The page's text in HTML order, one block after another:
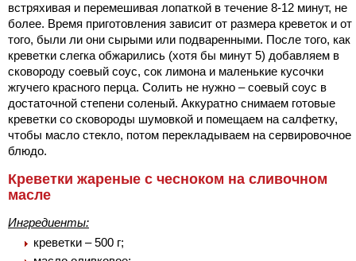
встряхивая и перемешивая лопаткой в течение 8-12 минут, не
более. Время приготовления зависит от размера креветок и от
того, были ли они сырыми или подваренными. После того, как
креветки слегка обжарились (хотя бы минут 5) добавляем в
сковороду соевый соус, сок лимона и маленькие кусочки
жгучего красного перца. Солить не нужно – соевый соус в
достаточной степени соленый. Аккуратно снимаем готовые
креветки со сковороды шумовкой и помещаем на салфетку,
чтобы масло стекло, потом перекладываем на сервировочное
блюдо.
Креветки жареные с чесноком на сливочном
масле
Ингредиенты:
креветки – 500 г;